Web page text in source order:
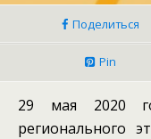
Поделиться
Pin
29 мая 2020
регионального